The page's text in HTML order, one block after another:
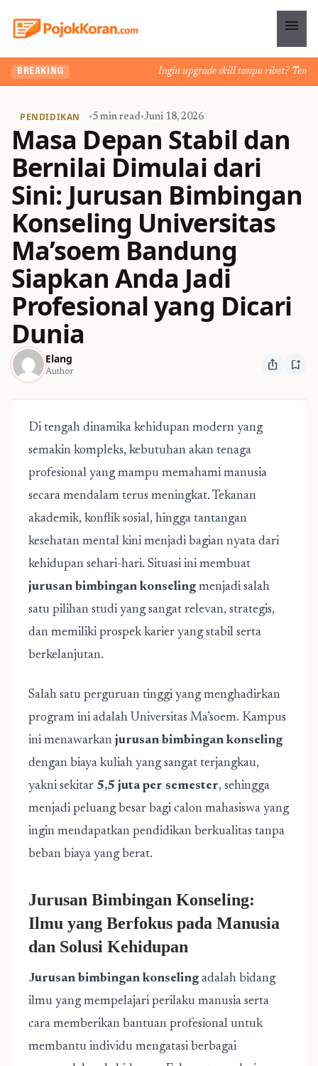
menu
BREAKING Ingin upgrade skill tanpa ribet?
PENDIDIKAN •5 min read•Juni 18, 2026
Masa Depan Stabil dan
Bernilai Dimulai dari
Sini: Jurusan Bimbingan
Konseling Universitas
Ma’soem Bandung
Siapkan Anda Jadi
Profesional yang Dicari
Dunia
Elang
Author ios_share bookmark_add
Di tengah dinamika kehidupan modern yang
semakin kompleks, kebutuhan akan tenaga
profesional yang mampu memahami manusia
secara mendalam terus meningkat. Tekanan
akademik, konflik sosial, hingga tantangan
kesehatan mental kini menjadi bagian nyata dari
kehidupan sehari-hari. Situasi ini membuat
jurusan bimbingan konseling menjadi salah
satu pilihan studi yang sangat relevan, strategis,
dan memiliki prospek karier yang stabil serta
berkelanjutan.
Salah satu perguruan tinggi yang menghadirkan
program ini adalah Universitas Ma’soem. Kampus
ini menawarkan jurusan bimbingan konseling
dengan biaya kuliah yang sangat terjangkau,
yakni sekitar 5,5 juta per semester, sehingga
menjadi peluang besar bagi calon mahasiswa yang
ingin mendapatkan pendidikan berkualitas tanpa
beban biaya yang berat.
Jurusan Bimbingan Konseling:
Ilmu yang Berfokus pada Manusia
dan Solusi Kehidupan
Jurusan bimbingan konseling adalah bidang
ilmu yang mempelajari perilaku manusia serta
cara memberikan bantuan profesional untuk
membantu individu mengatasi berbagai